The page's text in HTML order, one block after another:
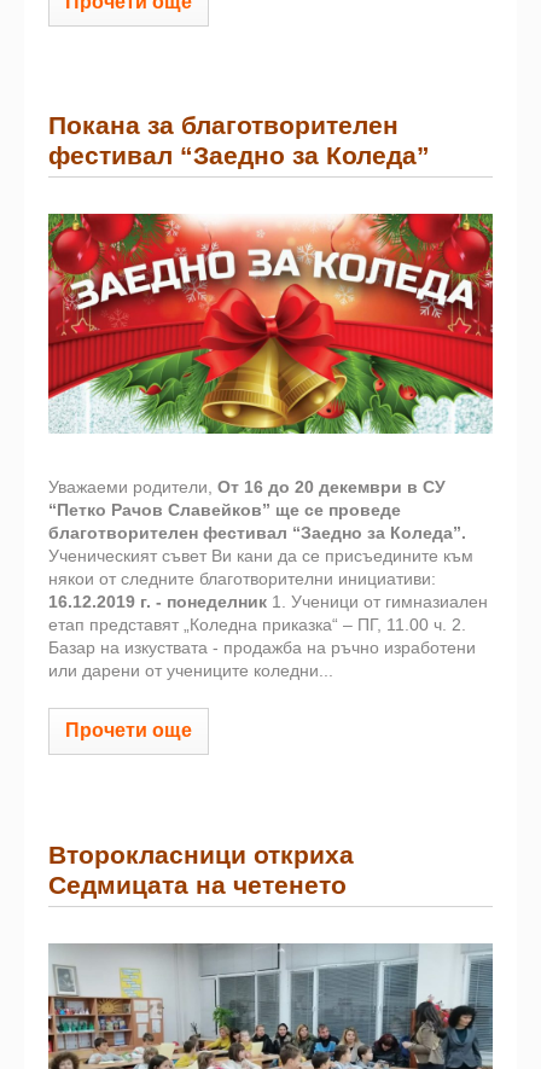
Покана за благотворителен
фестивал “Заедно за Коледа”
Уважаеми родители, От 16 до 20 декември в СУ
“Петко Рачов Славейков” ще се проведе
благотворителен фестивал “Заедно за Коледа”.
Ученическият съвет Ви кани да се присъедините към
някои от следните благотворителни инициативи:
16.12.2019 г. - понеделник 1. Ученици от гимназиален
етап представят „Коледна приказка“ – ПГ, 11.00 ч. 2.
Базар на изкуствата - продажба на ръчно изработени
или дарени от учениците коледни...
Прочети още
Второкласници откриха
Седмицата на четенето